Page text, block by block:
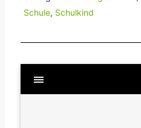
Schule, Schulkind